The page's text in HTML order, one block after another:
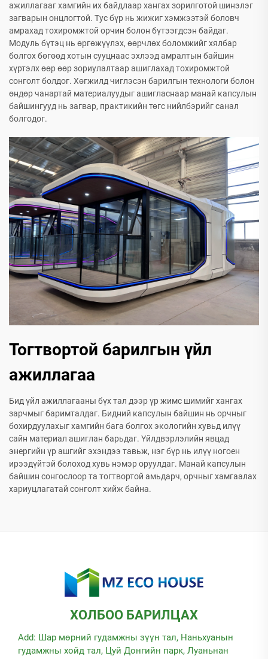
ажиллагааг хамгийн их байдлаар хангах зорилготой шинэлэг
загварын онцлогтой. Тус бүр нь жижиг хэмжээтэй боловч
амрахад тохиромжтой орчин болон бүтээгдсэн байдаг.
Модуль бүтэц нь өргөжүүлэх, өөрчлөх боломжийг хялбар
болгох бөгөөд хотын сууцнаас эхлээд амралтын байшин
хүртэлх өөр өөр зориулалтаар ашиглахад тохиромжтой
сонголт болдог. Хөгжилд чиглэсэн барилгын технологи болон
өндөр чанартай материалуудыг ашигласнаар манай капсулын
байшингууд нь загвар, практикийн төгс нийлбэрийг санал
болгодог.
Тогтвортой барилгын үйл
ажиллагаа
Бид үйл ажиллагааны бүх тал дээр үр жимс шимийг хангах
зарчмыг баримталдаг. Бидний капсулын байшин нь орчныг
бохирдуулахыг хамгийн бага болгох экологийн хувьд илүү
сайн материал ашиглан барьдаг. Үйлдвэрлэлийн явцад
энергийн үр ашгийг эхэндээ тавьж, нэг бүр нь илүү ногоен
ирээдүйтэй болоход хувь нэмэр оруулдаг. Манай капсулын
байшин сонгослоор та тогтвортой амьдарч, орчныг хамгаалах
хариуцлагатай сонголт хийж байна.
ХОЛБОО БАРИЛЦАХ
Add: Шар мөрний гудамжны зүүн тал, Наньхуанын
гудамжны хойд тал, Цуй Донгийн парк, Луаньнан